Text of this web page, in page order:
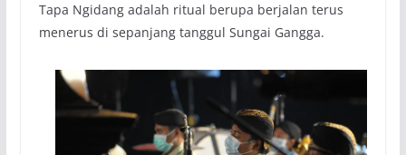
Tapa Ngidang adalah ritual berupa berjalan terus
menerus di sepanjang tanggul Sungai Gangga.